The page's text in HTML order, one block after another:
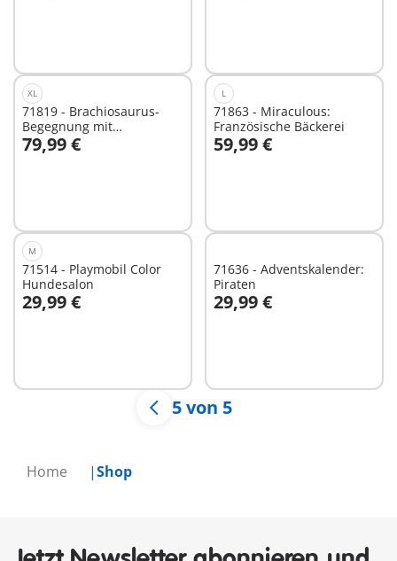
Home Shop
XL
71819 - Brachiosaurus-
Begegnung mit
Luftkissenboot
79,99 €
In den Warenkorb
L
71863 - Miraculous:
Französische Bäckerei
59,99 €
In den Warenkorb
M
71514 - Playmobil Color
Hundesalon
29,99 €
In den Warenkorb
71636 - Adventskalender:
Piraten
29,99 €
In den Warenkorb
5 von 5